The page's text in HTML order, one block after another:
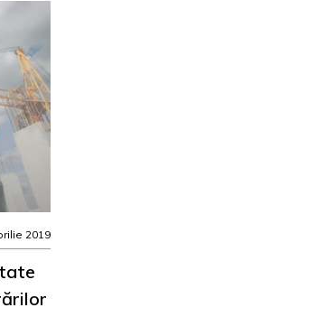
2019